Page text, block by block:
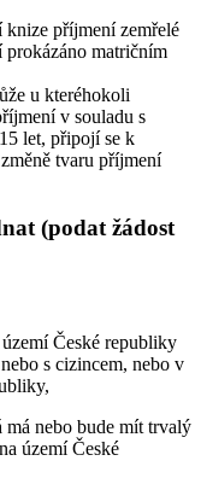
příjmení zemřelé
matričním
u kteréhokoli
v souladu s
let, připojí se k
tvaru příjmení
(podat žádost
České republiky
s cizincem, nebo v
má nebo bude mít trvalý
území České